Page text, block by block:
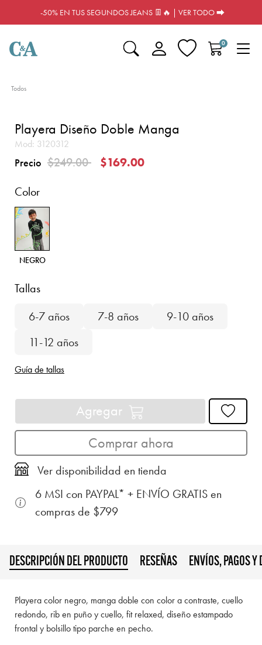
-50% EN TUS SEGUNDOS JEANS 👖🔥 | VER TODO ⮕
0
Todos
Playera Diseño Doble Manga
Mod: 3120312
Precio Precio reducido de
$249.00a
$169.00
Color
NEGRO
Tallas
6-7 años
7-8 años
9-10 años
11-12 años
Guía de tallas
Agregar
Comprar ahora
Ver disponibilidad en tienda
6 MSI con PAYPAL* + ENVÍO GRATIS en
compras de $799
DESCRIPCIÓN DEL PRODUCTO RESEÑAS ENVÍOS, PAGOS Y
Playera color negro, manga doble con color a contraste, cuello
redondo, rib en puño y cuello, fit relaxed, diseño estampado
frontal y bolsillo tipo parche en pecho.